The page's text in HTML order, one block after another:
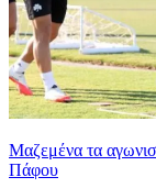
Μαζεμένα τα
Πάφου